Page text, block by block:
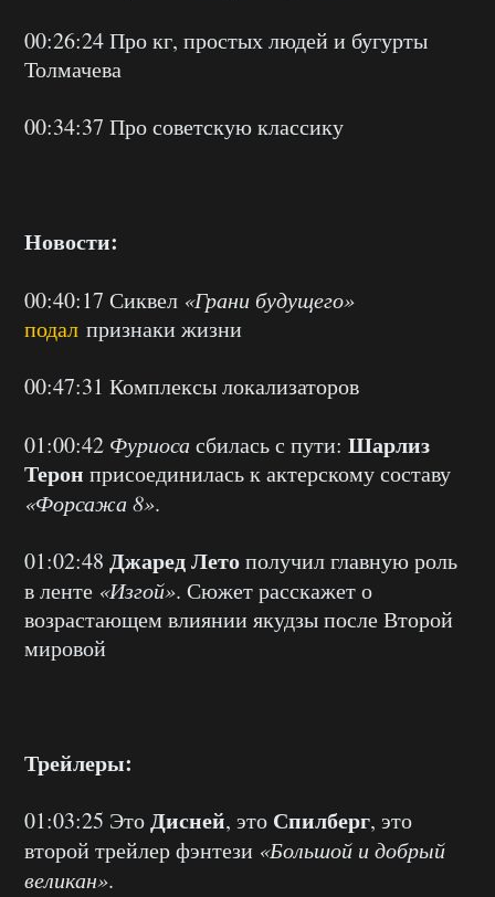
00:26:24 Про кг, простых людей и бугурты
Толмачева
00:34:37 Про советскую классику
Новости:
00:40:17 Сиквел «Грани будущего»
подал признаки жизни
00:47:31 Комплексы локализаторов
01:00:42 Фуриосасбилась с пути: Шарлиз
Терон присоединилась к актерскому составу
«Форсажа 8».
01:02:48 Джаред Летополучил главную роль
в ленте «Изгой». Сюжет расскажет о
возрастающем влиянии якудзы после Второй
мировой
Трейлеры:
01:03:25 ЭтоДисней, это Спилберг, это
второй трейлер фэнтези «Большой и добрый
великан».